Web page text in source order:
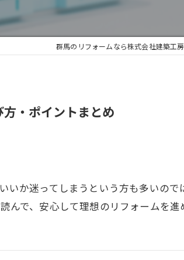
群馬のリフォームなら株式会社建築工
・ポイントまとめ
いか迷ってしまうという方も多いの
で、安心して理想のリフォームを進